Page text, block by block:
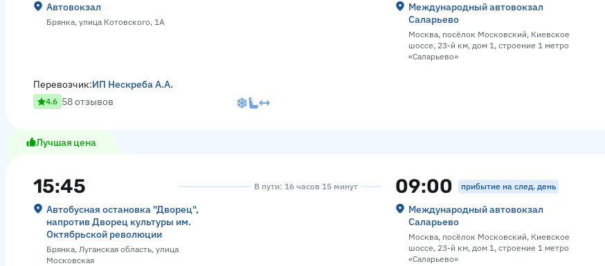
Автовокзал
Брянка, улица Котовского, 1А
Международный автовокзал
Саларьево
Москва, посёлок Московский, Киевское
шоссе, 23-й км, дом 1, строение 1 метро
«Саларьево»
Перевозчик:ИП Нескреба А.А.
4.6 58 отзывов
Лучшая цена
15:45
Автобусная остановка "Дворец",
напротив Дворец культуры им.
Октябрьской революции
Брянка, Луганская область, улица
Московская
В пути: 16 часов 15 минут 09:00 прибытие на след. день
Международный автовокзал
Саларьево
Москва, посёлок Московский, Киевское
шоссе, 23-й км, дом 1, строение 1 метро
«Саларьево»